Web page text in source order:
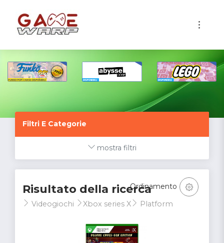
Filtri E Categorie
mostra filtri
Risultato della ricerca
Videogiochi Xbox series X Platform
Ordinamento